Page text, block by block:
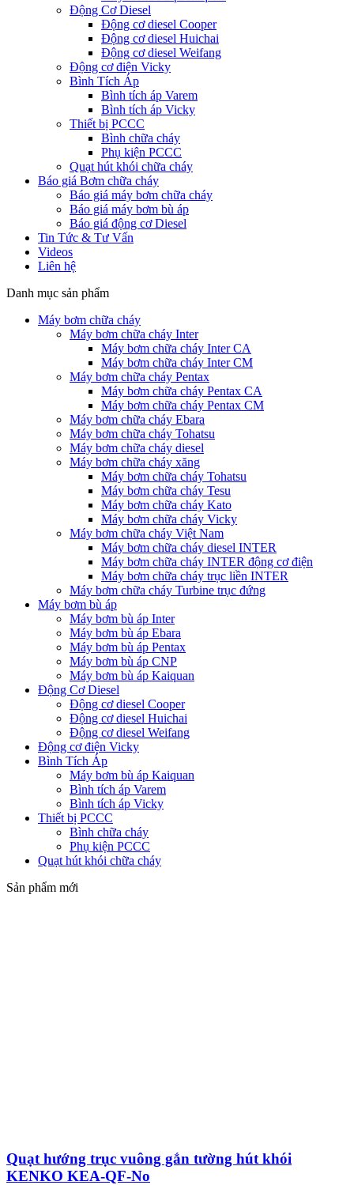
Động Cơ Diesel
Động cơ diesel Cooper
Động cơ diesel Huichai
Động cơ diesel Weifang
Động cơ điện Vicky
Bình Tích Áp
Bình tích áp Varem
Bình tích áp Vicky
Thiết bị PCCC
Bình chữa cháy
Phụ kiện PCCC
Quạt hút khói chữa cháy
Báo giá Bơm chữa cháy
Báo giá máy bơm chữa cháy
Báo giá máy bơm bù áp
Báo giá động cơ Diesel
Tin Tức & Tư Vấn
Videos
Liên hệ
Danh mục sản phẩm
Máy bơm chữa cháy
Máy bơm chữa cháy Inter
Máy bơm chữa cháy Inter CA
Máy bơm chữa cháy Inter CM
Máy bơm chữa cháy Pentax
Máy bơm chữa cháy Pentax CA
Máy bơm chữa cháy Pentax CM
Máy bơm chữa cháy Ebara
Máy bơm chữa cháy Tohatsu
Máy bơm chữa cháy diesel
Máy bơm chữa cháy xăng
Máy bơm chữa cháy Tohatsu
Máy bơm chữa cháy Tesu
Máy bơm chữa cháy Kato
Máy bơm chữa cháy Vicky
Máy bơm chữa cháy Việt Nam
Máy bơm chữa cháy diesel INTER
Máy bơm chữa cháy INTER động cơ điện
Máy bơm chữa cháy trục liền INTER
Máy bơm chữa cháy Turbine trục đứng
Máy bơm bù áp
Máy bơm bù áp Inter
Máy bơm bù áp Ebara
Máy bơm bù áp Pentax
Máy bơm bù áp CNP
Máy bơm bù áp Kaiquan
Động Cơ Diesel
Động cơ diesel Cooper
Động cơ diesel Huichai
Động cơ diesel Weifang
Động cơ điện Vicky
Bình Tích Áp
Máy bơm bù áp Kaiquan
Bình tích áp Varem
Bình tích áp Vicky
Thiết bị PCCC
Bình chữa cháy
Phụ kiện PCCC
Quạt hút khói chữa cháy
Sản phẩm mới
Quạt hướng trục vuông gắn tường hút khói
KENKO KEA-QF-No